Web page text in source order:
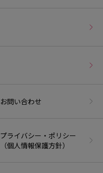
お問い合わせ
プライバシー・ポリシー
（個人情報保護方針）